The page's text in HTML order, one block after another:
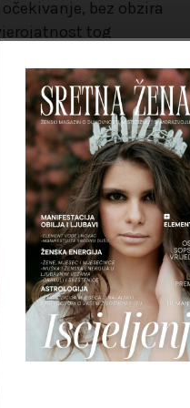
bez obzira
tog